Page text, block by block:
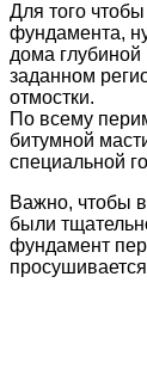
Для того
фундамента,
дома
заданном
отмостки.
По всему
битумной
специальной
Важно, чтобы
были
фундамент